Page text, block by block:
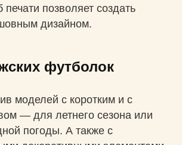
позволяет создать
дизайном.
футболок
моделей с коротким и с
— для летнего сезона или
погоды. А также с